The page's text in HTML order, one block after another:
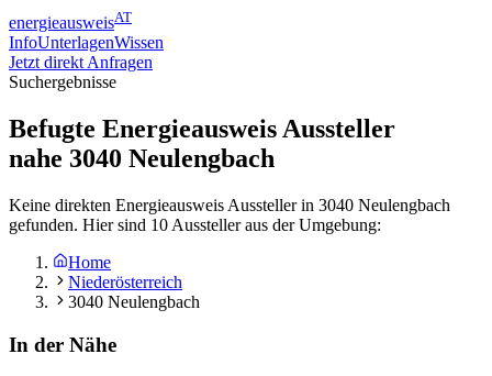
energieausweisAT
InfoUnterlagenWissen
Jetzt direkt Anfragen
Suchergebnisse
Befugte Energieausweis Aussteller
nahe 3040 Neulengbach
Keine direkten Energieausweis Aussteller in 3040 Neulengbach
gefunden. Hier sind 10 Aussteller aus der Umgebung:
Home
Niederösterreich
3040 Neulengbach
In der Nähe